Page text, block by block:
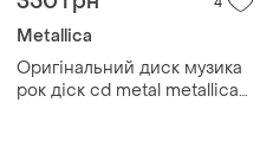
Metallica
Оригінальний диск музика
рок діск cd metal metallica